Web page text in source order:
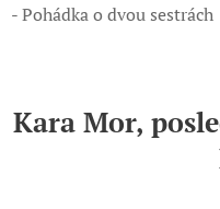
- Pohádka o dvou sestrách
Kara Mor,